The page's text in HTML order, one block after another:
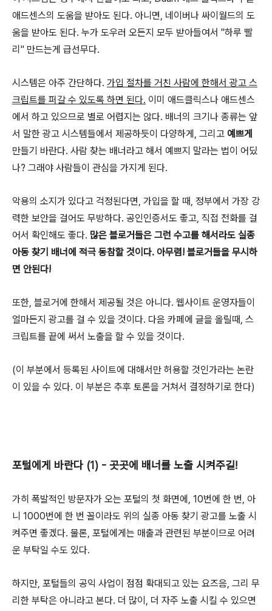
애드센스의 도움을 받아도 된다. 아니면, 네이버나 싸이월드의 도
움을 받아도 된다. 누가 도우러 오든지 모두 받아들여서 "하루 빨
리" 만드는게 급선무다.
시스템은 아주 간단하다. 가입 절차를 거친 사람에 한해서 광고 스
크립트를 퍼갈 수 있도록 하면 된다. 이미 애드클릭스나 애드센스
에서 하고 있으므로 별로 어렵지는 않다. 배너의 크기나 종류는 앞
서 말한 광고 시스템들에서 제공하듯이 다양하게, 그리고 예쁘게
만들기 바란다. 사람 찾는 배너라고 해서 예쁘지 말라는 법이 어딨
나? 그래야 사람들이 관심을 가지게 된다.
악용의 소지가 있다고 걱정된다면, 가입을 할 때, 정부에서 가장 강
력한 보안을 걸어도 무방하다. 공인인증서도 좋고, 직접 전화를 걸
어서 확인해도 좋다. 많은 블로거들은 그런 수고를 해서라도 실종
아동 찾기 배너에 적극 동참할 것이다. 아무렴! 블로거들을 무시하
면 안된다!
또한, 블로거에 한해서 제공될 것은 아니다. 웹사이트 운영자들이
얼마든지 광고를 걸 수 있을 것이다. 다음 카페에 글을 올릴때, 스
크립트를 끝에 써서 노출을 할 수 있을 것이다.
(이 부분에서 등록된 사이트에 대해서만 허용할 것인가라는 논란
이 있을 수 있다. 이 부분은 추후 토론을 거쳐서 결정하기로 한다)
포털에게 바란다 (1) - 곳곳에 배너를 노출 시켜주길!
가히 폭발적인 방문자가 오는 포털의 첫 화면에, 10번에 한 번, 아
니 1000번에 한 번 꼴이라도 위의 실종 아동 찾기 광고를 노출 시
켜주면 좋겠다. 물론, 포털에게는 매출과 관련된 부분이므로 어려
운 부탁일 수도 있다.
하지만, 포털들의 공익 사업이 점점 확대되고 있는 요즈음, 그리 무
리한 부탁은 아니라고 본다. 더 많이, 더 자주 노출 시킬 수 있으면